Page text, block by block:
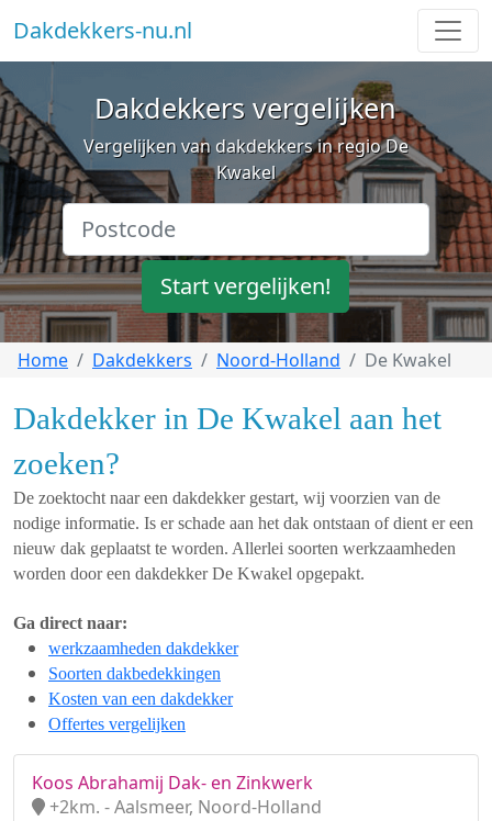
Dakdekkers-nu.nl
Dakdekkers vergelijken
Vergelijken van dakdekkers in regio De
Kwakel
Start vergelijken!
Home Dakdekkers Noord-Holland De Kwakel
Dakdekker in De Kwakel aan het
zoeken?
De zoektocht naar een dakdekker gestart, wij voorzien van de
nodige informatie. Is er schade aan het dak ontstaan of dient er een
nieuw dak geplaatst te worden. Allerlei soorten werkzaamheden
worden door een dakdekker De Kwakel opgepakt.
Ga direct naar:
werkzaamheden dakdekker
Soorten dakbedekkingen
Kosten van een dakdekker
Offertes vergelijken
Koos Abrahamij Dak- en Zinkwerk
+2km. - Aalsmeer, Noord-Holland